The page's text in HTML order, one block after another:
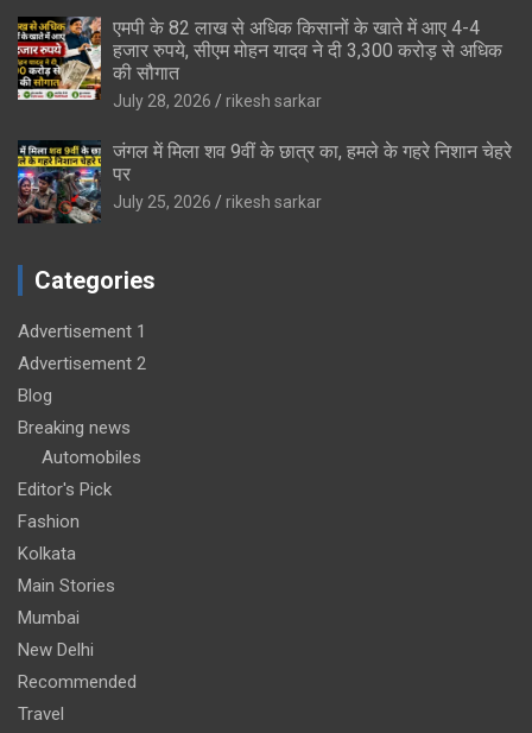
एमपी के 82 लाख से अधिक किसानों के खाते में आए 4-4
हजार रुपये, सीएम मोहन यादव ने दी 3,300 करोड़ से अधिक
की सौगात
July 28, 2026 rikesh sarkar
जंगल में मिला शव 9वीं के छात्र का, हमले के गहरे निशान चेहरे
पर
July 25, 2026 rikesh sarkar
Categories
Advertisement 1
Advertisement 2
Blog
Breaking news
Automobiles
Editor's Pick
Fashion
Kolkata
Main Stories
Mumbai
New Delhi
Recommended
Travel